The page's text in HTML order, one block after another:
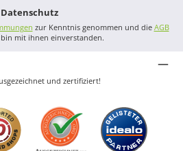
Datenschutz
zur Kenntnis genommen und die AGB
mit ihnen einverstanden.
und zertifiziert!